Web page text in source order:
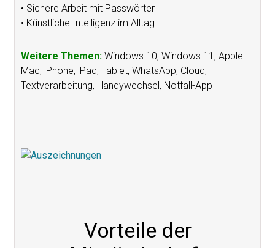
• Sichere Arbeit mit Passwörter
• Künstliche Intelligenz im Alltag
Weitere Themen: Windows 10, Windows 11, Apple
Mac, iPhone, iPad, Tablet, WhatsApp, Cloud,
Textverarbeitung, Handywechsel, Notfall-App
Vorteile der